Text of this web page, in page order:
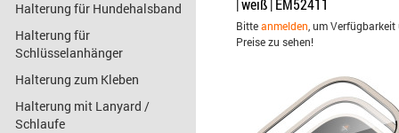
| weiß | EM52411
Bitteanmelden , um
Preise zu sehen!
Halterung für Hundehalsband
Halterung für
Schlüsselanhänger
Halterung zum Kleben
Halterung mit Lanyard /
Schlaufe